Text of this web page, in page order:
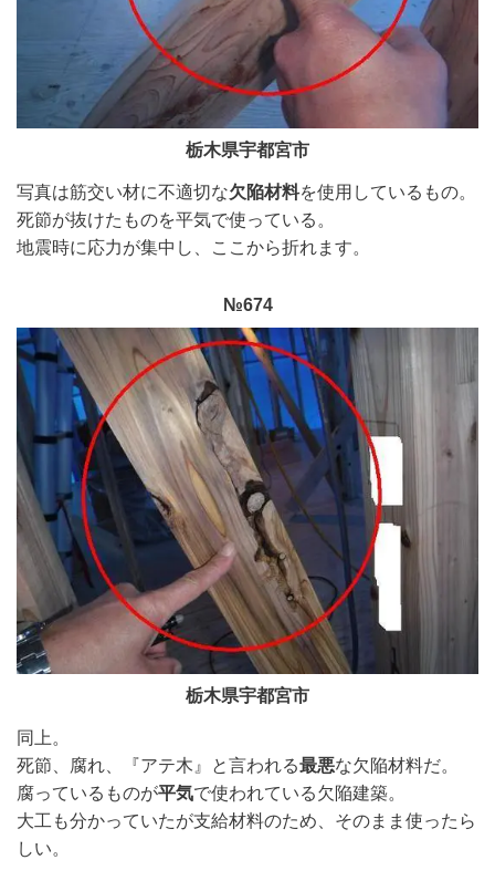
栃木県宇都宮市
写真は筋交い材に不適切な欠陥材料を使用しているもの。
死節が抜けたものを平気で使っている。
地震時に応力が集中し、ここから折れます。
№674
栃木県宇都宮市
同上。
死節、腐れ、『アテ木』と言われる最悪な欠陥材料だ。
腐っているものが平気で使われている欠陥建築。
大工も分かっていたが支給材料のため、そのまま使ったら
しい。